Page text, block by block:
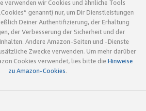
verwenden wir Cookies und ähnliche Tools
genannt) nur, um Dir Dienstleistungen
Deiner Authentifizierung, der Erhaltung
der Verbesserung der Sicherheit und der
Andere Amazon-Seiten und -Dienste
Zwecke verwenden. Um mehr darüber
Cookies verwendet, lies bitte die Hinweise
zu Amazon-Cookies.